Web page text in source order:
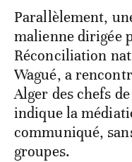
Parallèlement,
malienne dirigée
Réconciliation
Wagué, a
Alger des chefs
indique la
communiqué,
groupes.